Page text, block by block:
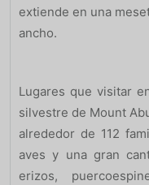
extiende en una
ancho.
Lugares que visitar
silvestre de Mount
alrededor de 112
aves y una gran
erizos,